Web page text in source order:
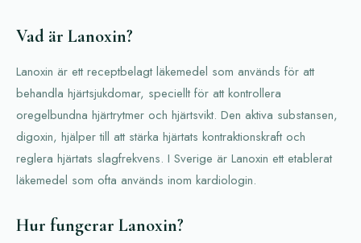
Vad är Lanoxin?
Lanoxin är ett receptbelagt läkemedel som används för att
behandla hjärtsjukdomar, speciellt för att kontrollera
oregelbundna hjärtrytmer och hjärtsvikt. Den aktiva substansen,
digoxin, hjälper till att stärka hjärtats kontraktionskraft och
reglera hjärtats slagfrekvens. I Sverige är Lanoxin ett etablerat
läkemedel som ofta används inom kardiologin.
Hur fungerar Lanoxin?